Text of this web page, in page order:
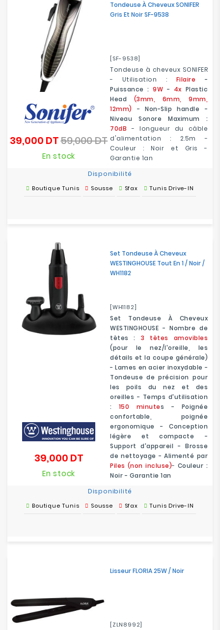
Tondeuse À Cheveux SONIFER
Gris Et Noir SF-9538
[SF-9538]
Tondeuse à cheveux SONIFER
- Utilisation : Filaire -
Puissance :9W - 4x Plastic
Head (3mm, 6mm, 9mm,
12mm) - Non-Slip handle -
Niveau Sonore Maximum :
70dB
- longueur du câble
d'alimentation : 2.5m -
Couleur : Noir et Gris -
Garantie 1an
39,000 DT Prix
base
59,000 DTPrix
En stock
Disponibilité
Boutique Tunis Sousse Sfax Tunis Drive-IN
Set Tondeuse À Cheveux
WESTINGHOUSE Tout En 1 / Noir /
WH1182
[WH1182]
Set Tondeuse À Cheveux
WESTINGHOUSE - Nombre de
têtes : 3 têtes amovibles
(pour le nez/l'oreille, les
détails et la coupe générale)
- Lames en acier inoxydable -
Tondeuse de précision pour
les poils du nez et des
oreilles - Temps d'utilisation
: 150 minutes - Poignée
confortable, poignée
ergonomique - Conception
légère et compacte -
Support d'appareil - Brosse
de nettoyage - Alimenté par
Piles (non incluse)- Couleur :
Noir - Garantie 1an
39,000 DTPrix
En stock
Disponibilité
Boutique Tunis Sousse Sfax Tunis Drive-IN
Lisseur FLORIA 25W / Noir
[ZLN8992]